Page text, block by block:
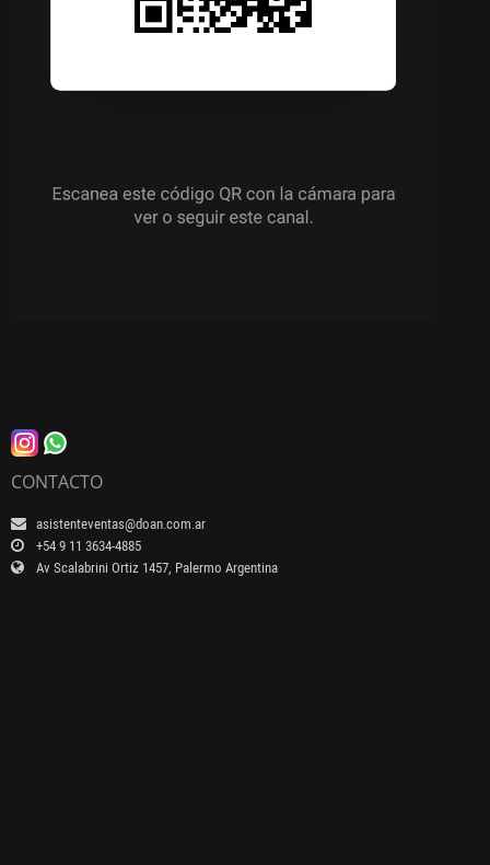
CONTACTO
asistenteventas@doan.com.ar
+54 9 11 3634-4885
Av Scalabrini Ortiz 1457, Palermo Argentina